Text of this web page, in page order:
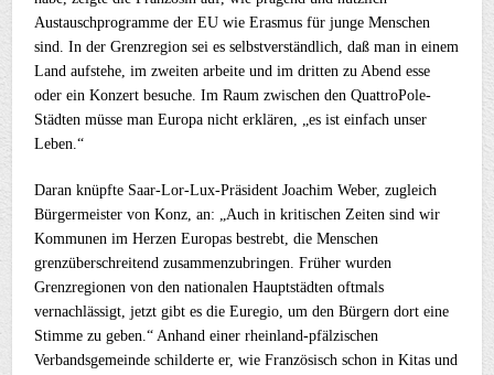
Austauschprogramme der EU wie Erasmus für junge Menschen
sind. In der Grenzregion sei es selbstverständlich, daß man in einem
Land aufstehe, im zweiten arbeite und im dritten zu Abend esse
oder ein Konzert besuche. Im Raum zwischen den QuattroPole-
Städten müsse man Europa nicht erklären, „es ist einfach unser
Leben.“
Daran knüpfte Saar-Lor-Lux-Präsident Joachim Weber, zugleich
Bürgermeister von Konz, an: „Auch in kritischen Zeiten sind wir
Kommunen im Herzen Europas bestrebt, die Menschen
grenzüberschreitend zusammenzubringen. Früher wurden
Grenzregionen von den nationalen Hauptstädten oftmals
vernachlässigt, jetzt gibt es die Euregio, um den Bürgern dort eine
Stimme zu geben.“ Anhand einer rheinland-pfälzischen
Verbandsgemeinde schilderte er, wie Französisch schon in Kitas und